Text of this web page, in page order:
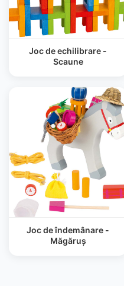
Joc de echilibrare -
Scaune
Joc de îndemânare -
Măgăruș